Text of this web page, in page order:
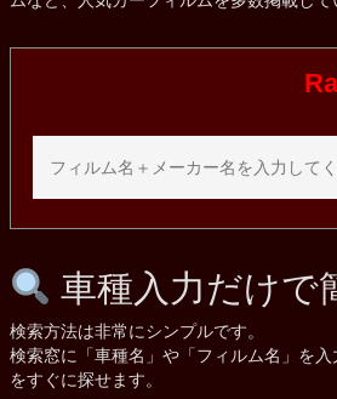
車種入力だけで
検索方法は非常にシンプルです。
検索窓に「車種名」や「フィルム名」を
をすぐに探せます。